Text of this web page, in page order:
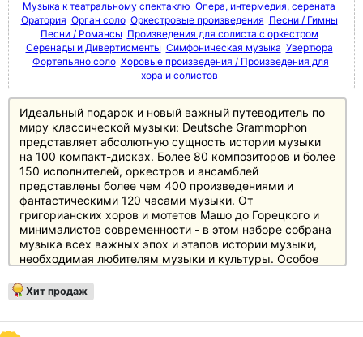
Музыка к театральному спектаклю Опера, интермедия, серената
Оратория Орган соло Оркестровые произведения Песни / Гимны
Песни / Романсы Произведения для солиста с оркестром
Серенады и Дивертисменты Симфоническая музыка Увертюра
Фортепьяно соло Хоровые произведения / Произведения для
хора и солистов
Идеальный подарок и новый важный путеводитель по
миру классической музыки: Deutsche Grammophon
представляет абсолютную сущность истории музыки
на 100 компакт-дисках. Более 80 композиторов и более
150 исполнителей, оркестров и ансамблей
представлены более чем 400 произведениями и
фантастическими 120 часами музыки. От
григорианских хоров и мотетов Машо до Горецкого и
минималистов современности - в этом наборе собрана
музыка всех важных эпох и этапов истории музыки,
необходимая любителям музыки и культуры. Особое
классиками и романтиками, а также XX веку, который
представлен в боксе не менее чем 20 дисками.
полноцветный буклет с новым эссе британского автора
Хит продаж